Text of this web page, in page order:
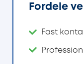
Fordele
Fast